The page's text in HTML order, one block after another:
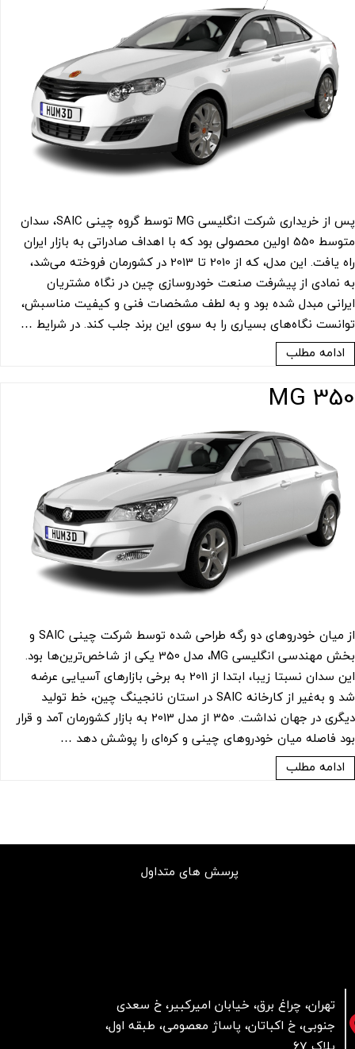
پس از خریداری شرکت انگلیسی MG توسط گروه چینی SAIC، سدان
متوسط 550 اولین محصولی بود که با اهداف صادراتی به بازار ایران
راه یافت. این مدل، که از 2010 تا 2013 در کشورمان فروخته می‌شد،
به نمادی از پیشرفت صنعت خودروسازی چین در نگاه مشتریان
ایرانی مبدل شده بود و به لطف مشخصات فنی و کیفیت مناسبش،
توانست نگاه‌های بسیاری را به سوی این برند جلب کند. در شرایط …
ادامه مطلب
350 MG
از میان خودروهای دو رگه طراحی شده توسط شرکت چینی SAIC و
بخش مهندسی انگلیسی MG، مدل 350 یکی از شاخص‌ترین‌ها بود.
این سدان نسبتا زیبا، ابتدا از 2011 به برخی بازارهای آسیایی عرضه
شد و به‌غیر از کارخانه SAIC در استان نانجینگ چین، خط تولید
دیگری در جهان نداشت. 350 از مدل 2013 به بازار کشورمان آمد و قرار
بود فاصله میان خودروهای چینی و کره‌ای را پوشش دهد …
ادامه مطلب
تهران، چراغ برق، خیابان امیرکبیر، خ سعدی
جنوبی، خ اکباتان، پاساژ معصومی، طبقه اول،
پرسش های متداول